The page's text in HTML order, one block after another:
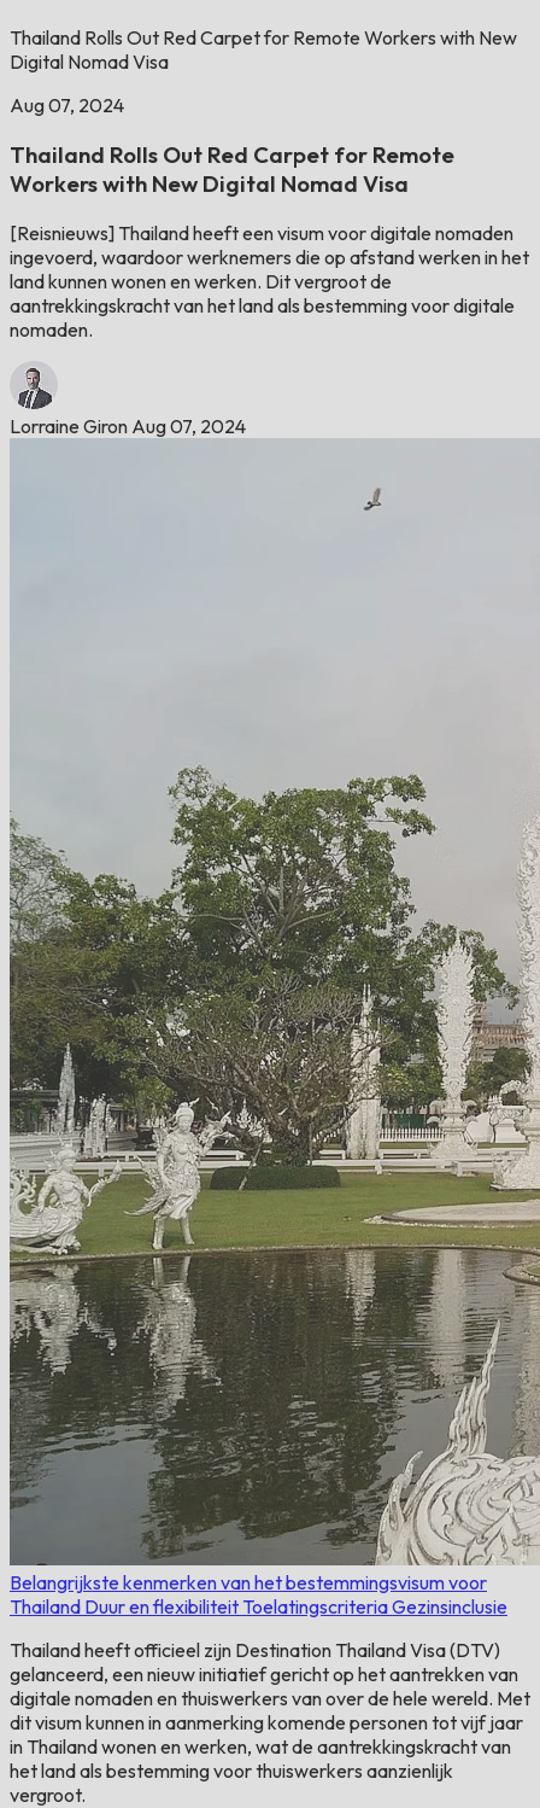
Thailand Rolls Out Red Carpet for Remote Workers with New
Digital Nomad Visa
Aug 07, 2024
Thailand Rolls Out Red Carpet for Remote
Workers with New Digital Nomad Visa
[Reisnieuws] Thailand heeft een visum voor digitale nomaden
ingevoerd, waardoor werknemers die op afstand werken in het
land kunnen wonen en werken. Dit vergroot de
aantrekkingskracht van het land als bestemming voor digitale
nomaden.
Lorraine Giron Aug 07, 2024
Belangrijkste kenmerken van het bestemmingsvisum voor
Thailand Duur en flexibiliteit ToelatingscriteriaGezinsinclusie
Thailand heeft officieel zijn Destination Thailand Visa (DTV)
gelanceerd, een nieuw initiatief gericht op het aantrekken van
digitale nomaden en thuiswerkers van over de hele wereld. Met
dit visum kunnen in aanmerking komende personen tot vijf jaar
in Thailand wonen en werken, wat de aantrekkingskracht van
het land als bestemming voor thuiswerkers aanzienlijk
vergroot.